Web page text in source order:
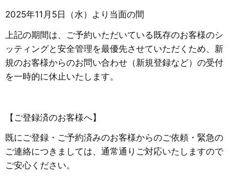
2025年11月5日（水）より当面の間
​上記の期間は、ご予約いただいている既存のお客様のシ
ッティングと安全管理を最優先させていただくため、新
規のお客様からのお問い合わせ（新規登録など）の受付
を一時的に休止いたします。
​【ご登録済のお客様へ】
​既にご登録・ご予約済みのお客様からのご依頼・緊急の
ご連絡につきましては、通常通りご対応いたしますので
ご安心ください。